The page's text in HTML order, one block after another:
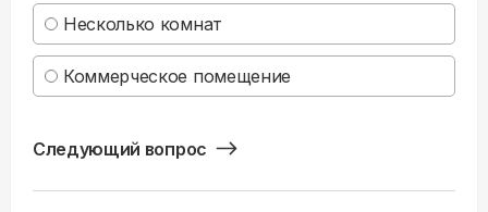
Несколько комнат
Коммерческое помещение
Следующий вопрос